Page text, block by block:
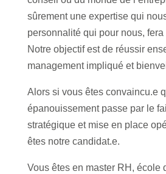
sûrement une expertise qui
personnalité qui pour nous, fera
Notre objectif est de réussir
management impliqué et
Alors si vous êtes convaincu.e
épanouissement passe par le
stratégique et mise en place
êtes notre candidat.e.
Vous êtes en master RH, école